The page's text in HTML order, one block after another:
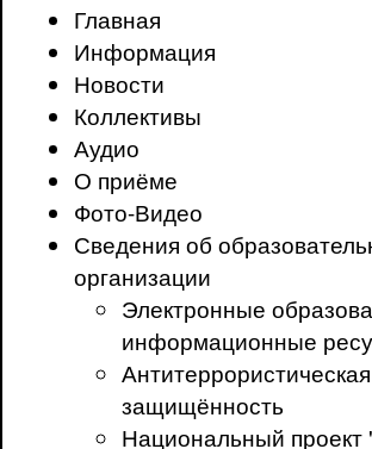
Главная
Информация
Новости
Коллективы
Аудио
О приёме
Фото-Видео
Сведения об
организации
Электронные
информационные
Антитеррористическая
защищённость
Национальный проект